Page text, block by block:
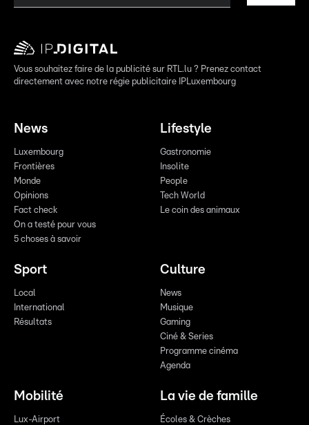
Vous souhaitez faire de la publicité sur RTL.lu ? Prenez contact
directement avec notre régie publicitaire IPLuxembourg
News
Luxembourg
Frontières
Monde
Opinions
Fact check
On a testé pour vous
5 choses à savoir
Lifestyle
Gastronomie
Insolite
People
Tech World
Le coin des animaux
Sport
Local
International
Résultats
Culture
News
Musique
Gaming
Ciné & Series
Programme cinéma
Agenda
Mobilité
Lux-Airport
La vie de famille
Écoles & Crèches